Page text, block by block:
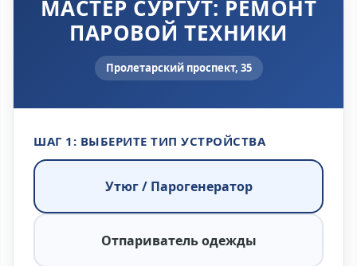
МАСТЕР СУРГУТ: РЕМОНТ
ПАРОВОЙ ТЕХНИКИ
Пролетарский проспект, 35
ШАГ 1: ВЫБЕРИТЕ ТИП УСТРОЙСТВА
Утюг / Парогенератор
Отпариватель одежды